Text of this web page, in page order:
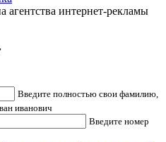
агентства интернет-рекламы
Введите полностью свои фамилию,
иванович
Введите номер